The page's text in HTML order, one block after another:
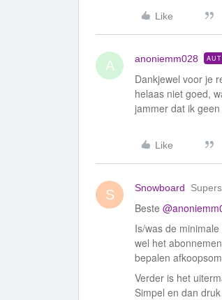
Like
A anoniemm028
Dankjewel voor je
helaas niet goed,
jammer dat ik
Like
S Snowboard
Beste ​
Is/was de
wel het
bepalen
Verder is het
Simpel en dan